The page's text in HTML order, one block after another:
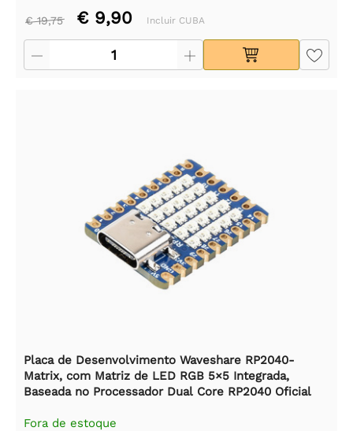
€ 19,75 € 9,90 Incluir CUBA
Placa de Desenvolvimento Waveshare RP2040-
Matrix, com Matriz de LED RGB 5×5 Integrada,
Baseada no Processador Dual Core RP2040 Oficial
Fora de estoque